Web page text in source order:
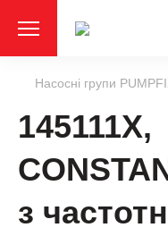
Насосні групи
з